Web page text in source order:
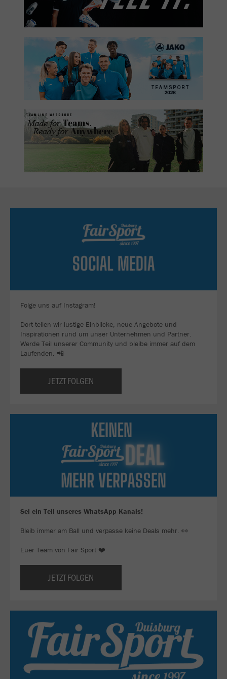
Folge uns auf Instagram!
Dort teilen wir lustige Einblicke, neue Angebote und
Inspirationen rund um unser Unternehmen und Partner.
Werde Teil unserer Community und bleibe immer auf dem
Laufenden. 📲
JETZT FOLGEN
Sei ein Teil unseres WhatsApp-Kanals!
Bleib immer am Ball und verpasse keine Deals mehr. 👀
Euer Team von Fair Sport ❤️
JETZT FOLGEN